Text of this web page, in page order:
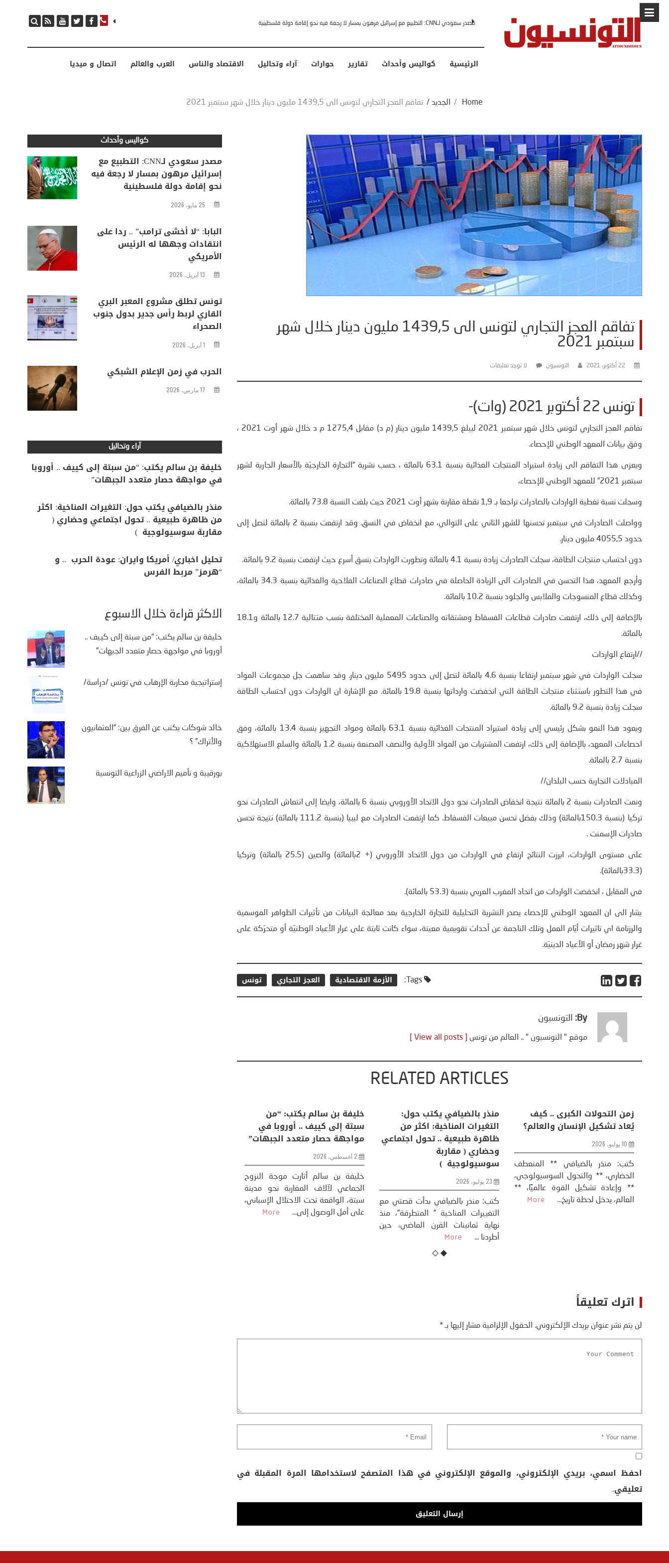
مصدر سعودي لـCNN: التطبيع مع إسرائيل مرهون بمسار لا رجعة فيه نحو إقامة دولة فلسطينية البابا: “لا أخشى ترامب” .. ردا على انتقادات وجهها له الرئيس الأمريكي
الرئيسية كواليس وأحداث تقارير حوارات آراء وتحاليل الاقتصاد والناس العرب والعالم اتصال و ميديا
Home
/ الجديد / تفاقم العجز التجاري لتونس الى 1439,5 مليون دينار خلال شهر سبتمبر 2021
تفاقم العجز التجاري لتونس الى 1439,5 مليون دينار خلال شهر
سبتمبر 2021
22 أكتوبر، 2021 التونسيون لا توجد تعليقات
تونس 22 أكتوبر 2021 (وات)-
تفاقم العجز التجاري لتونس خلال شهر سبتمبر 2021 ليبلغ 1439,5 مليون دينار (م د) مقابل 1275,4 م د خلال شهر أوت 2021 ،
وفق بيانات المعهد الوطني للإحصاء.
ويعزى هذا التفاقم الى زيادة استيراد المنتجات الغذائية بنسبة 63.1 بالمائة ، حسب نشرية “التجارة الخارجيّة بالأسعار الجارية لشهر
سبتمبر 2021” للمعهد الوطني للإحصاء،
وسجلت نسبة تغطية الواردات بالصادرات تراجعا بـ 1,9 نقطة مقارنة بشهر أوت 2021 حيث بلغت النسبة 73.8 بالمائة.
وواصلت الصادرات في سبتمبر تحسنها للشهر الثاني على التوالي، مع انخفاض في النسق. وقد ارتفعت بنسبة 2 بالمائة لتصل إلى
حدود 4055,5 مليون دينار.
دون احتساب منتجات الطاقة، سجلت الصادرات زيادة بنسبة 4.1 بالمائة وتطورت الواردات بنسق أسرع حيث ارتفعت بنسبة 9.2 بالمائة.
وأرجع المعهد، هذا التحسن في الصادرات الى الزيادة الحاصلة في صادرات قطاع الصناعات الفلاحية والغذائية بنسبة 34.3 بالمائة،
وكذلك قطاع المنسوجات والملابس والجلود بنسبة 10.2 بالمائة.
بالإضافة إلى ذلك، ارتفعت صادرات قطاعات الفسفاط ومشتقاته والصناعات المعملية المختلفة بنسب متتالية 12.7 بالمائة و18.1
بالمائة.
//ارتفاع الواردات
سجلت الواردات في شهر سبتمبر ارتفاعا بنسبة 4.6 بالمائة لتصل إلى حدود 5495 مليون دينار. وقد ساهمت جل مجموعات المواد
في هذا التطور باستثناء منتجات الطاقة التي انخفضت وارداتها بنسبة 19.8 بالمائة. مع الإشارة ان الواردات دون احتساب الطاقة
سجلت زيادة بنسبة 9.2 بالمائة.
ويعود هذا النمو بشكل رئيسي إلى زيادة استيراد المنتجات الغذائية بنسبة 63.1 بالمائة ومواد التجهيز بنسبة 13.4 بالمائة، وفق
احصاءات المعهد، بالإضافة إلى ذلك، ارتفعت المشتريات من المواد الأولية والنصف المصنعة بنسبة 1.2 بالمائة والسلع الاستهلاكية
بنسبة 2.7 بالمائة.
المبادلات التجارية حسب البلدان//
ونمت الصادرات بنسبة 2 بالمائة نتيجة انخفاض الصادرات نحو دول الاتحاد الأوروبي بنسبة 6 بالمائة، وايضا إلى انتعاش الصادرات نحو
تركيا (بنسبة 150.3بالمائة) وذلك بفضل تحسن مبيعات الفسفاط. كما ارتفعت الصادرات مع ليبيا (بنسبة 111.2 بالمائة) نتيجة تحسن
صادرات الإسمنت .
على مستوى الواردات، ابرزت النتائج ارتفاع في الواردات من دول الاتحاد الأوروبي (+ 2بالمائة) والصين (25.5 بالمائة) وتركيا
(33.3بالمائة).
في المقابل ، انخفضت الواردات من اتحاد المغرب العربي بنسبة (53.3 بالمائة).
يشار الى ان المعهد الوطني للإحصاء يصدر النشرية التحليلية للتجارة الخارجية بعد معالجة البيانات من تأثيرات الظواهر الموسمية
والرزنامة اي تاثيرات أيّام العمل وتلك الناجمة عن أحداث تقويمية معينة، سواء كانت ثابتة على غرار الأعياد الوطنيّة أو متحرّكة على
غرار شهر رمضان أو الأعياد الدينيّة.
Tags: الأزمة الاقتصادية العجز التجاري تونس
By: التونسيون
موقع " التونسيون " .. العالم من تونس [ View all posts ]
RELATED ARTICLES
منذر بالضيافي يكتب حول:
التغيرات المناخية: اكثر من
ظاهرة طبيعية .. تحول اجتماعي
وحضاري ( مقاربة
سوسيولوجية )
23 يوليو، 2026
كتب: منذر بالضيافي بدأت قصتي مع
التغييرات المناخية ” المتطرفة”، منذ
زمن التحولات الكبرى .. كيف
يُعاد تشكيل الإنسان والعالم؟
10 يوليو، 2026
كتب: منذر بالضيافي ** المنعطف
الحضاري، ** والتحول السوسيولوجي،
** وإعادة تشكيل القوة عالميًا، **
العالم، يدخل لحظة تاريخ...
More
تحليل اخباري/ أمريكا وايران:
عودة الحرب .. و “هرمز” مربط
الفرس
8 يوليو، 2026
تحليل – منذر بالضيافي عاد الرئيس
الأمريكي دونالد ترامب إلى قصف
ايران، وذلك ردا على ما اعتبره الرئيس
اترك تعليقاً
لن يتم نشر عنوان بريدك الإلكتروني. الحقول الإلزامية مشار إليها بـ*
احفظ اسمي، بريدي الإلكتروني، والموقع الإلكتروني في هذا المتصفح لاستخدامها المرة المقبلة في
تعليقي.
كواليس وأحداث
مصدر سعودي لـCNN: التطبيع مع
إسرائيل مرهون بمسار لا رجعة فيه
نحو إقامة دولة فلسطينية
25 مايو، 2026
البابا: “لا أخشى ترامب” .. ردا على
انتقادات وجهها له الرئيس
الأمريكي
13 أبريل، 2026
تونس تطلق مشروع المعبر البري
القاري لربط رأس جدير بدول جنوب
الصحراء
1 أبريل، 2026
الحرب في زمن الإعلام الشبكي
17 مارس، 2026
آراء وتحاليل
خليفة بن سالم يكتب: “من سبتة إلى كييف .. أوروبا
في مواجهة حصار متعدد الجبهات”
منذر بالضيافي يكتب حول: التغيرات المناخية: اكثر
من ظاهرة طبيعية .. تحول اجتماعي وحضاري (
مقاربة سوسيولوجية )
تحليل اخباري/ أمريكا وايران: عودة الحرب .. و
“هرمز” مربط الفرس
الأكثر قراءة خلال الأسبوع
خليفة بن سالم يكتب: “من سبتة إلى كييف ..
أوروبا في مواجهة حصار متعدد الجبهات”
إستراتيجية محاربة الإرهاب في تونس /دراسة/
خالد شوكات يكتب عن الفرق بين: “العثمانيون
والأتراك” ؟
بورقيبة و تأميم الاراضي الزراعية التونسية